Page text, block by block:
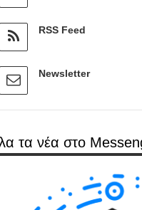
RSS Feed
Newsletter
τα νέα στο